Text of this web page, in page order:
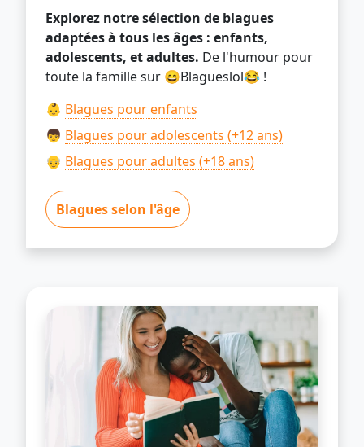
Explorez notre sélection de blagues
adaptées à tous les âges : enfants,
adolescents, et adultes. De l'humour pour
toute la famille sur 😄Blagueslol😂 !
👶 Blagues pour enfants
👦 Blagues pour adolescents (+12 ans)
👴 Blagues pour adultes (+18 ans)
Blagues selon l'âge